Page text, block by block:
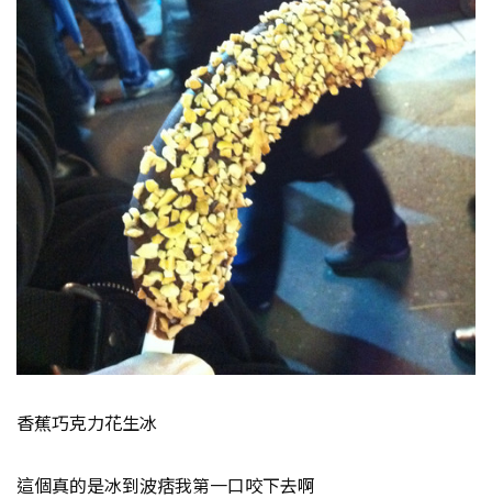
香蕉巧克力花生冰
這個真的是冰到波痞我第一口咬下去啊